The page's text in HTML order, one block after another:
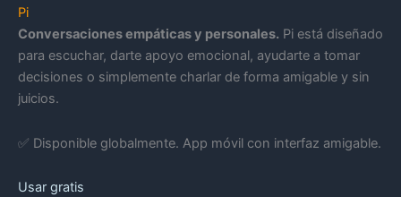
Pi
Conversaciones empáticas y personales. Pi está diseñado
para escuchar, darte apoyo emocional, ayudarte a tomar
decisiones o simplemente charlar de forma amigable y sin
juicios.
✅ Disponible globalmente. App móvil con interfaz amigable.
Usar gratis